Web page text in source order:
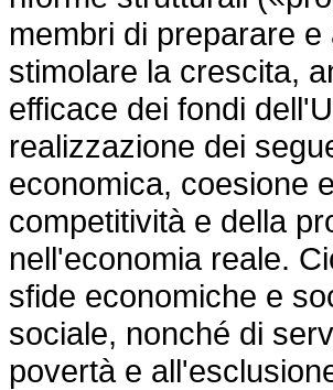
membri di preparare
stimolare la crescita,
efficace dei fondi
realizzazione dei
economica, coesione
competitività e della
nell'economia reale.
sfide economiche e
sociale, nonché di
povertà e